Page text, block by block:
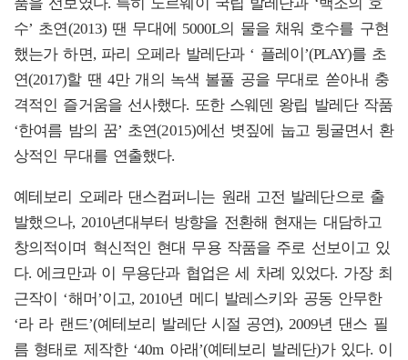
품을 선보였다. 특히 노르웨이 국립 발레단과 ‘백조의 호
수’ 초연(2013) 땐 무대에 5000L의 물을 채워 호수를 구현
했는가 하면, 파리 오페라 발레단과 ‘ 플레이’(PLAY)를 초
연(2017)할 땐 4만 개의 녹색 볼풀 공을 무대로 쏟아내 충
격적인 즐거움을 선사했다. 또한 스웨덴 왕립 발레단 작품
‘한여름 밤의 꿈’ 초연(2015)에선 볏짚에 눕고 뒹굴면서 환
상적인 무대를 연출했다.
예테보리 오페라 댄스컴퍼니는 원래 고전 발레단으로 출
발했으나, 2010년대부터 방향을 전환해 현재는 대담하고
창의적이며 혁신적인 현대 무용 작품을 주로 선보이고 있
다. 에크만과 이 무용단과 협업은 세 차례 있었다. 가장 최
근작이 ‘해머’이고, 2010년 메디 발레스키와 공동 안무한
‘라 라 랜드’(예테보리 발레단 시절 공연), 2009년 댄스 필
름 형태로 제작한 ‘40m 아래’(예테보리 발레단)가 있다. 이